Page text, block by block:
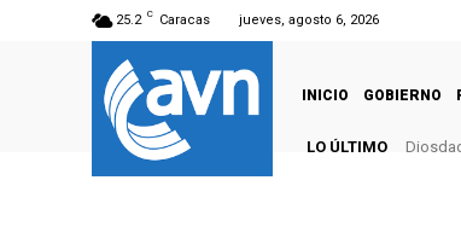
25.2 C Caracas jueves, agosto 6, 2026
INICIO GOBIERNO
LO ÚLTIMO